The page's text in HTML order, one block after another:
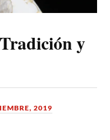
y
2019